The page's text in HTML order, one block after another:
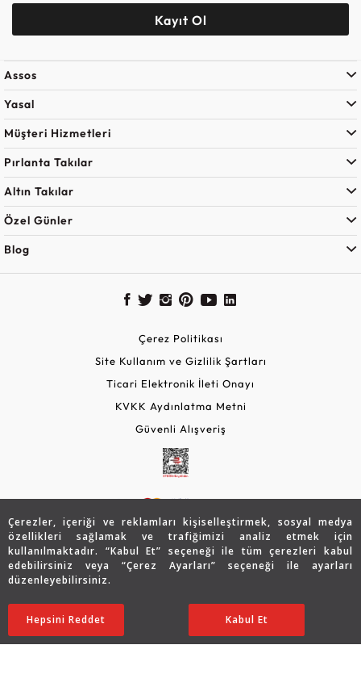
Çerezler, içeriği ve reklamları kişiselleştirmek, sosyal medya
özellikleri sağlamak ve trafiğimizi analiz etmek için
kullanılmaktadır. “Kabul Et” seçeneği ile tüm çerezleri kabul
edebilirsiniz veya “Çerez Ayarları” seçeneği ile ayarları
düzenleyebilirsiniz.
Ayarları Düzenle
Hepsini Reddet Kabul Et
65.138 TL
32.569TL SATIN ALIN
Kayıt Ol
Assos
Yasal
Müşteri Hizmetleri
Pırlanta Takılar
Altın Takılar
Özel Günler
Blog
© 2026 Assos Diamond
Çerez Politikası
Site Kullanım ve Gizlilik Şartları
Ticari Elektronik İleti Onayı
KVKK Aydınlatma Metni
Güvenli Alışveriş
Copyright © 2026 Assos Pırlanta - Bu sitenin tüm hakları